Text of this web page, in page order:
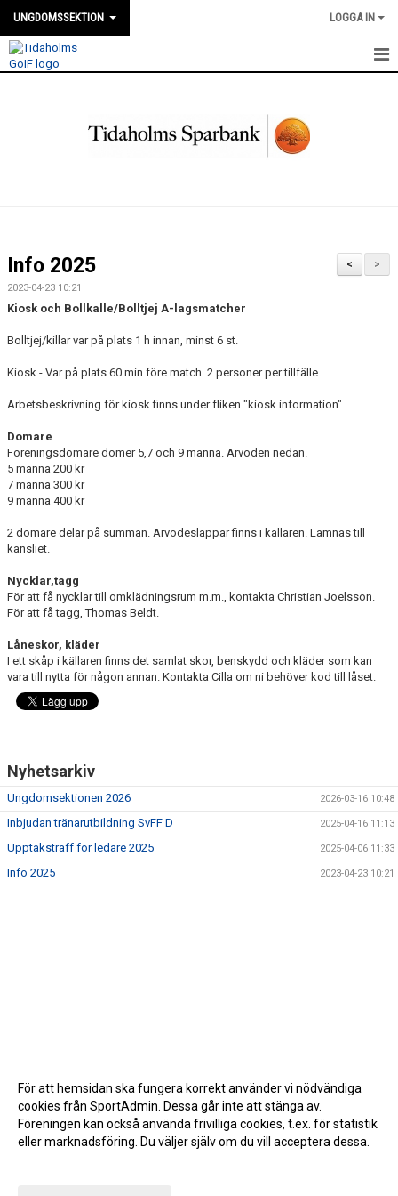
UNGDOMSSEKTION LOGGA IN
BILDGALLERI
>
<
Info 2025
2023-04-23 10:21
Kiosk och Bollkalle/Bolltjej A-lagsmatcher
Bolltjej/killar var på plats 1 h innan, minst 6 st.
Kiosk - Var på plats 60 min före match. 2 personer per tillfälle.
Arbetsbeskrivning för kiosk finns under fliken "kiosk information"
Domare
Föreningsdomare dömer 5,7 och 9 manna. Arvoden nedan.
5 manna 200 kr
7 manna 300 kr
9 manna 400 kr
2 domare delar på summan. Arvodeslappar finns i källaren. Lämnas till
kansliet.
Nycklar,tagg
För att få nycklar till omklädningsrum m.m., kontakta Christian Joelsson.
För att få tagg, Thomas Beldt.
Låneskor, kläder
I ett skåp i källaren finns det samlat skor, benskydd och kläder som kan
vara till nytta för någon annan. Kontakta Cilla om ni behöver kod till låset.
Nyhetsarkiv
Ungdomsektionen 2026 2026-03-16 10:48
Inbjudan tränarutbildning SvFF D 2025-04-16 11:13
Upptaksträff för ledare 2025 2025-04-06 11:33
Info 2025 2023-04-23 10:21
För att hemsidan ska fungera korrekt använder vi nödvändiga
cookies från SportAdmin. Dessa går inte att stänga av.
Föreningen kan också använda frivilliga cookies, t.ex. för statistik
eller marknadsföring. Du väljer själv om du vill acceptera dessa.